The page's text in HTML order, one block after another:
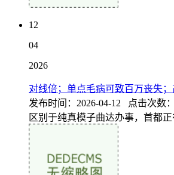
12
04
2026
对线倍；单点毛病可致百万丧失；
发布时间：2026-04-12 点击次数
区别于纯真模子曲达办事，首都